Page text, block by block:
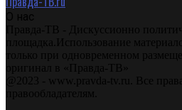
О нас
Правда-ТВ - Дискуссионно
площадка.Использование
только при одновременном
оригинал в «Правда-ТВ»
@2023 - www.pravda-tv.ru. Все
правообладателям.